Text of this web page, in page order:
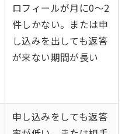
ロフィールが月に0〜2
件しかない。または申
し込みを出しても返答
が来ない期間が長い
申し込みをしても返答